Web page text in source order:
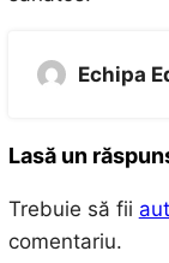
Echipa
Lasă un
Trebuie să fii
comentariu.